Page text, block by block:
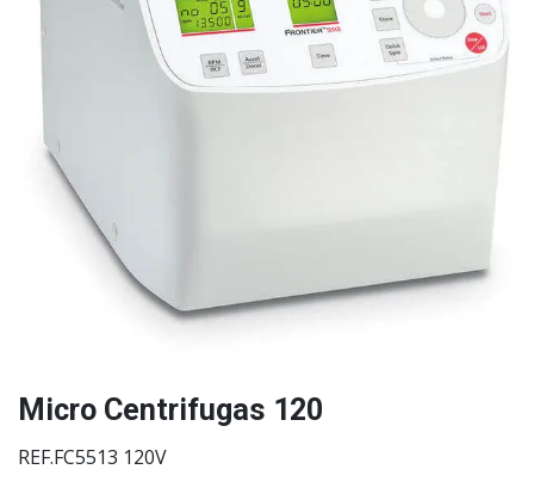
Micro Centrifugas 120
REF.FC5513 120V